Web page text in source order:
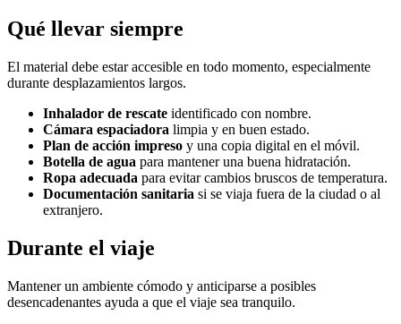
Qué llevar siempre
El material debe estar accesible en todo momento, especialmente
durante desplazamientos largos.
Inhalador de rescate identificado con nombre.
Cámara espaciadora limpia y en buen estado.
Plan de acción impreso y una copia digital en el móvil.
Botella de agua para mantener una buena hidratación.
Ropa adecuada para evitar cambios bruscos de temperatura.
Documentación sanitaria si se viaja fuera de la ciudad o al
extranjero.
Durante el viaje
Mantener un ambiente cómodo y anticiparse a posibles
desencadenantes ayuda a que el viaje sea tranquilo.